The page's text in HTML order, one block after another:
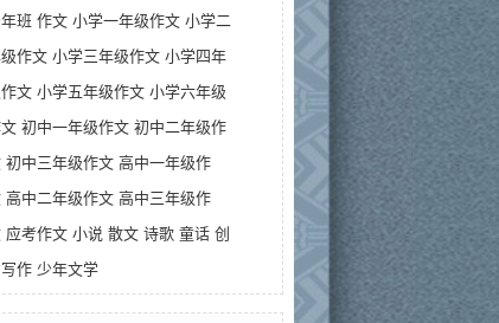
班 作文 小学一年级作文 小学二
作文 小学三年级作文 小学四年
文 小学五年级作文 小学六年级
初中一年级作文 初中二年级作
初中三年级作文 高中一年级作
高中二年级作文 高中三年级作
应考作文 小说 散文 诗歌 童话 创
作 少年文学